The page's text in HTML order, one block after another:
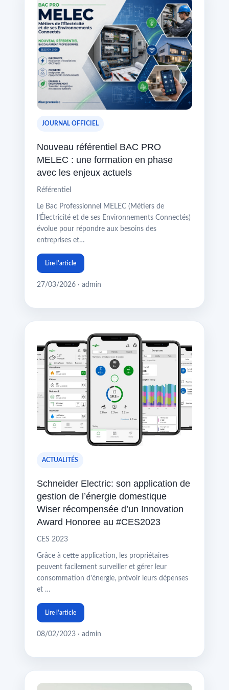
JOURNAL OFFICIEL
Nouveau référentiel BAC PRO
MELEC : une formation en phase
avec les enjeux actuels
Référentiel
Le Bac Professionnel MELEC (Métiers de
l’Électricité et de ses Environnements Connectés)
évolue pour répondre aux besoins des
entreprises et…
Lire l'article
27/03/2026 · admin
ACTUALITÉS
Schneider Electric: son application de
gestion de l’énergie domestique
Wiser récompensée d’un Innovation
Award Honoree au #CES2023
CES 2023
Grâce à cette application, les propriétaires
peuvent facilement surveiller et gérer leur
consommation d’énergie, prévoir leurs dépenses
et …
Lire l'article
08/02/2023 · admin